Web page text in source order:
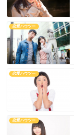
恋愛ハウツー
恋愛ハウツー
恋愛ハウツー